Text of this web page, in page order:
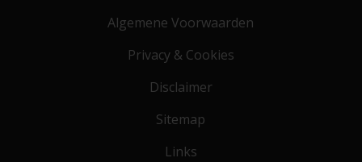
Algemene Voorwaarden
Privacy & Cookies
Disclaimer
Sitemap
Links